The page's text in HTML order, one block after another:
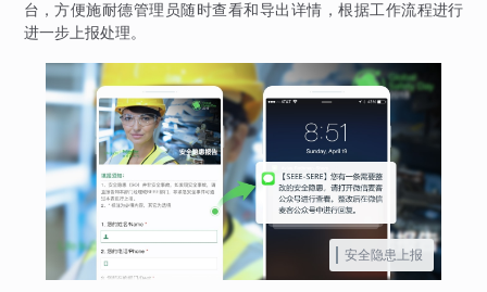
台，方便施耐德管理员随时查看和导出详情，根据工作流程进行
进一步上报处理。
安全隐患上报